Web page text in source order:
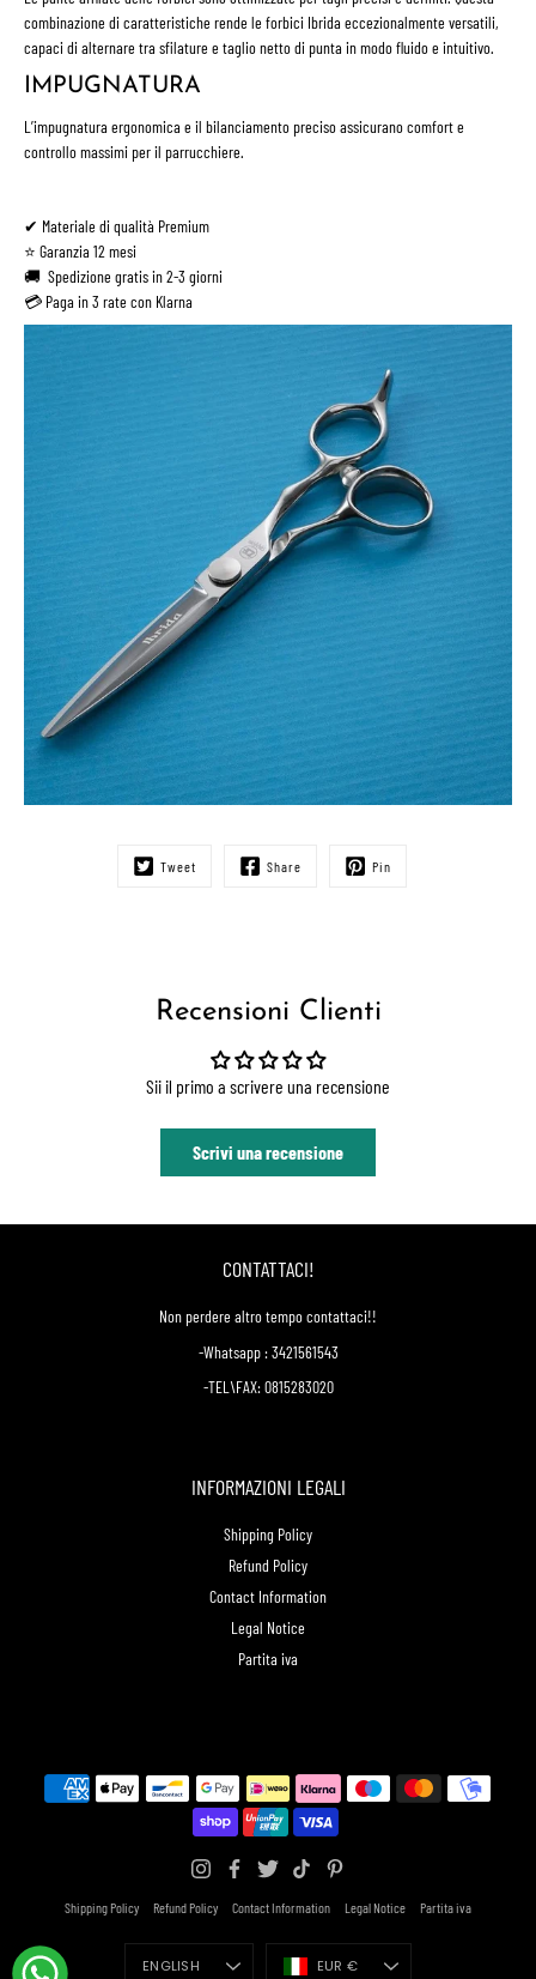
combinazione di caratteristiche rende le forbici Ibrida eccezionalmente versatili,
capaci di alternare tra sfilature e taglio netto di punta in modo fluido e intuitivo.
IMPUGNATURA
L’impugnatura ergonomica e il bilanciamento preciso assicurano comfort e
controllo massimi per il parrucchiere.
✔︎ Materiale di qualità Premium
⭐ Garanzia 12 mesi
🚚 Spedizione gratis in 2-3 giorni
💳 Paga in 3 rate con Klarna
Tweet Share Pin
Recensioni Clienti
Sii il primo a scrivere una recensione
Scrivi una recensione
CONTATTACI!
Non perdere altro tempo contattaci!!
-Whatsapp : 3421561543
-TEL\FAX: 0815283020
INFORMAZIONI LEGALI
Shipping Policy
Refund Policy
Contact Information
Legal Notice
Partita iva
Shipping Policy Refund Policy Contact Information Legal Notice Partita iva
Language
ENGLISH Currency
EUR €